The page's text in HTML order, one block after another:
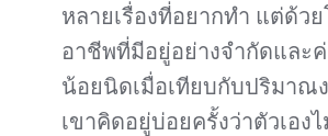
หลายเรื่องที่อยากทำ แต่ด้ว
อาชีพที่มีอยู่อย่างจำกัดและ
น้อยนิดเมื่อเทียบกับปริมาณ
เขาคิดอยู่บ่อยครั้งว่าตัวเอง